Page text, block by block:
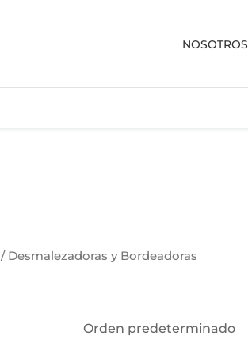
NOSOTROS
/ Desmalezadoras y Bordeadoras